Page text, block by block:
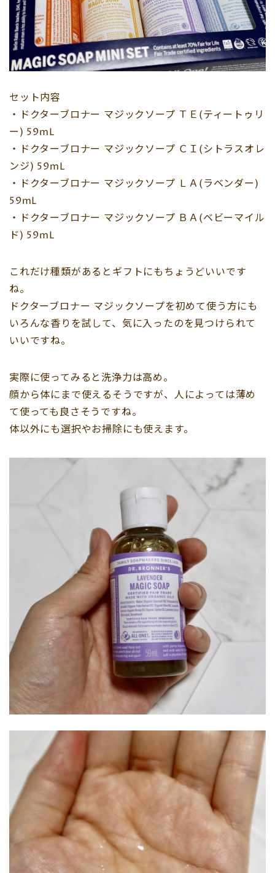
セット内容
・ドクターブロナー マジックソープ ＴＥ(ティートゥリ
ー) 59mL
・ドクターブロナー マジックソープ ＣＩ(シトラスオレ
ンジ) 59mL
・ドクターブロナー マジックソープ ＬＡ(ラベンダー)
59mL
・ドクターブロナー マジックソープ ＢＡ(ベビーマイル
ド) 59mL
これだけ種類があるとギフトにもちょうどいいです
ね。
ドクターブロナー マジックソープを初めて使う方にも
いろんな香りを試して、気に入ったのを見つけられて
いいですね。
実際に使ってみると洗浄力は高め。
顔から体にまで使えるそうですが、人によっては薄め
て使っても良さそうですね。
体以外にも選択やお掃除にも使えます。